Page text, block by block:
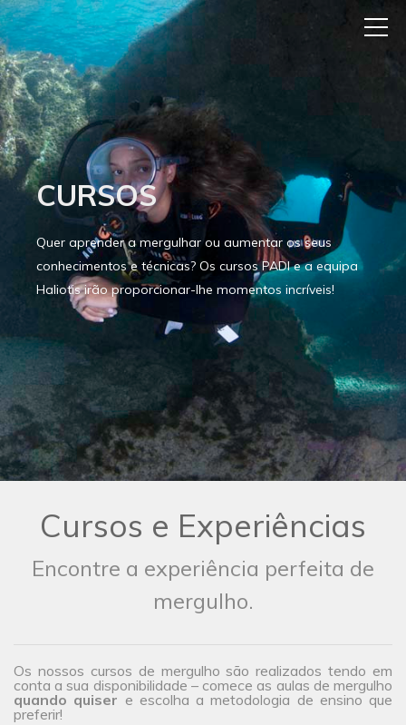
CURSOS
Quer aprender a mergulhar ou aumentar os seus
conhecimentos e técnicas? Os cursos PADI e a equipa
Haliotis irão proporcionar-lhe momentos incríveis!
Cursos e Experiências
Encontre a experiência perfeita de
mergulho.
Os nossos cursos de mergulho são realizados tendo em
conta a sua disponibilidade – comece as aulas de mergulho
quando quiser e escolha a metodologia de ensino que
preferir!